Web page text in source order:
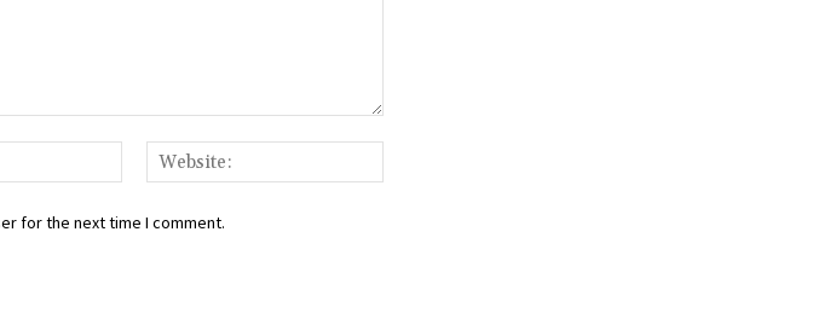
Email:*
for the next time I comment.